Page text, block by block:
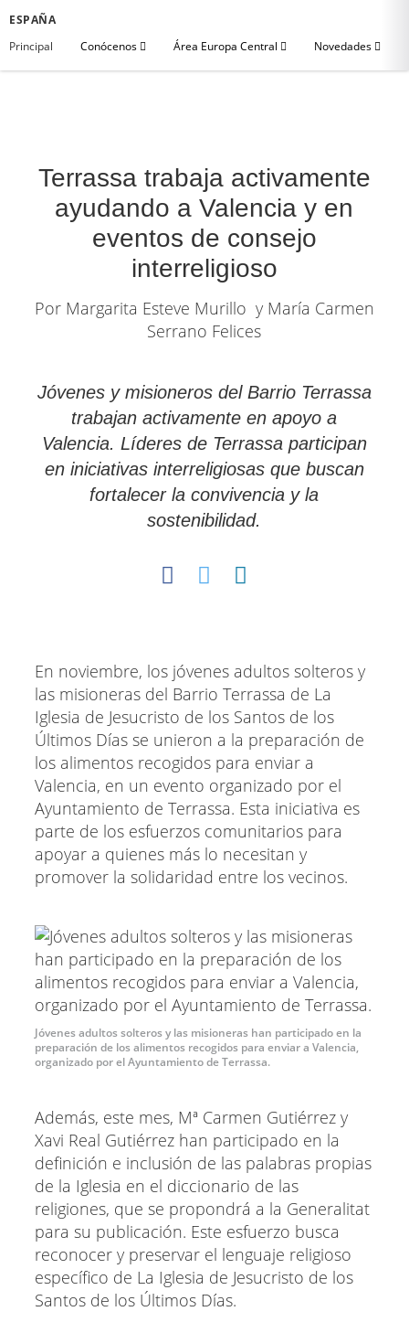
ESPAÑA
Principal
Conócenos Área Europa Central Novedades
Terrassa trabaja activamente
ayudando a Valencia y en
eventos de consejo
interreligioso
Por Margarita Esteve Murillo y María Carmen
Serrano Felices
Jóvenes y misioneros del Barrio Terrassa
trabajan activamente en apoyo a
Valencia. Líderes de Terrassa participan
en iniciativas interreligiosas que buscan
fortalecer la convivencia y la
sostenibilidad.
En noviembre, los jóvenes adultos solteros y
las misioneras del Barrio Terrassa de La
Iglesia de Jesucristo de los Santos de los
Últimos Días se unieron a la preparación de
los alimentos recogidos para enviar a
Valencia, en un evento organizado por el
Ayuntamiento de Terrassa. Esta iniciativa es
parte de los esfuerzos comunitarios para
apoyar a quienes más lo necesitan y
promover la solidaridad entre los vecinos.
Jóvenes adultos solteros y las misioneras han participado en la
preparación de los alimentos recogidos para enviar a Valencia,
organizado por el Ayuntamiento de Terrassa.
Además, este mes, Mª Carmen Gutiérrez y
Xavi Real Gutiérrez han participado en la
definición e inclusión de las palabras propias
de la Iglesia en el diccionario de las
religiones, que se propondrá a la Generalitat
para su publicación. Este esfuerzo busca
reconocer y preservar el lenguaje religioso
específico de La Iglesia de Jesucristo de los
Santos de los Últimos Días.